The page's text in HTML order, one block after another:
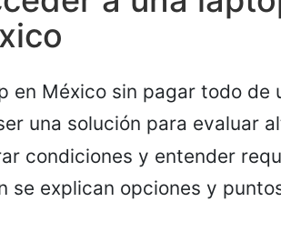
en México sin pagar todo de
una solución para evaluar
condiciones y entender
se explican opciones y